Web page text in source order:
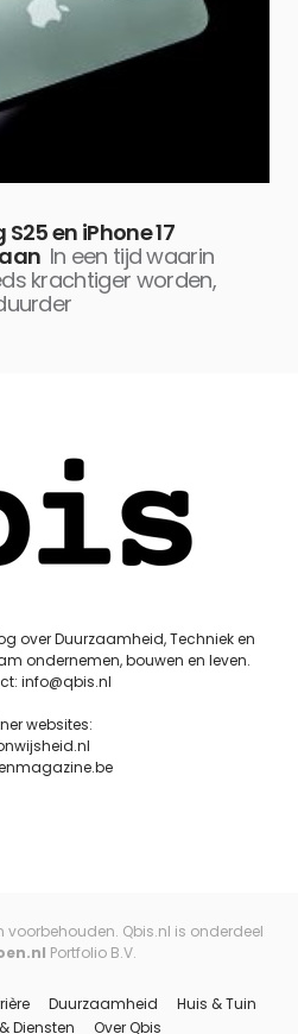
en iPhone 17
In een tijd waarin
krachtiger worden,
over Duurzaamheid, Techniek en
ondernemen, bouwen en leven.
info@qbis.nl
websites:
voorbehouden. Qbis.nl is onderdeel
Portfolio B.V.
Duurzaamheid
Huis & Tuin
Diensten
Over Qbis